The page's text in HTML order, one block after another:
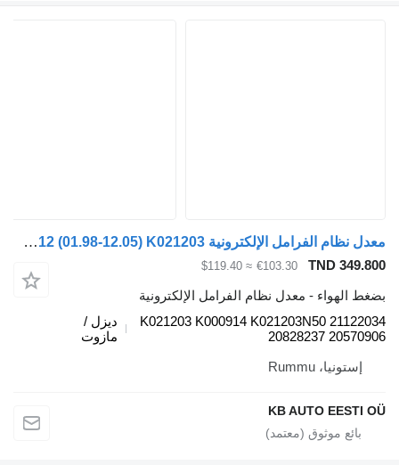
معدل نظام الفرامل الإلكترونية Knorr-Bremse FM12 (01.98-12.05) K021203 لـ الشاحنات Volvo FM7-FM12, FM, FMX (1998-2014)
TND
€103.30
≈ $119.40
الهواء - معدل نظام الفرامل الإلكترونية
K021203 K000914 K021203N50
20828237
ديزل /
مازوت
إستونيا، Rummu
KB AUTO EESTI